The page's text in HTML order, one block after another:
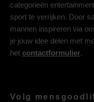
categorieën
sport te verrijken. Door
mannen inspireren via
je jouw idee delen met
het contactformulier.
Volg